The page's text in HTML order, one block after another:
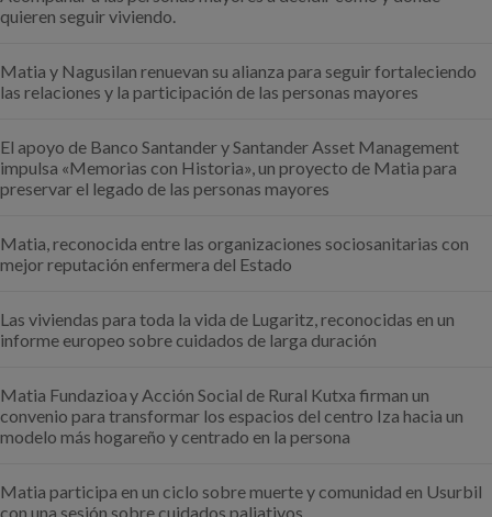
quieren seguir viviendo.
Matia y Nagusilan renuevan su alianza para seguir fortaleciendo
las relaciones y la participación de las personas mayores
El apoyo de Banco Santander y Santander Asset Management
impulsa «Memorias con Historia», un proyecto de Matia para
preservar el legado de las personas mayores
Matia, reconocida entre las organizaciones sociosanitarias con
mejor reputación enfermera del Estado
Las viviendas para toda la vida de Lugaritz, reconocidas en un
informe europeo sobre cuidados de larga duración
Matia Fundazioa y Acción Social de Rural Kutxa firman un
convenio para transformar los espacios del centro Iza hacia un
modelo más hogareño y centrado en la persona
Matia participa en un ciclo sobre muerte y comunidad en Usurbil
con una sesión sobre cuidados paliativos